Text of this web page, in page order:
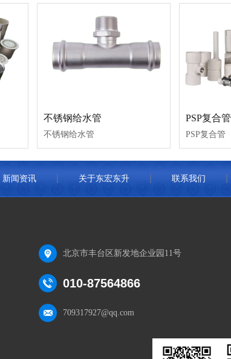
不锈钢给水管
不锈钢给水管
PSP复合管
PSP复合管
新闻资讯 关于东宏东升 联系我们
北京市丰台区新发地企业园11号
010-87564866
709317927@qq.com